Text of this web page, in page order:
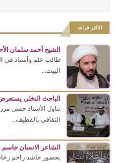
الاكثر قراءة
الشيخ أحمد سلمان
طالب علم وأستاذ في
البيت...
الباحث النخلي يستعرض
تناول الأستاذ حسن
الثقافي بالقطيف...
الشاعر الانسان جاسم
بحضور حاشد زاحم